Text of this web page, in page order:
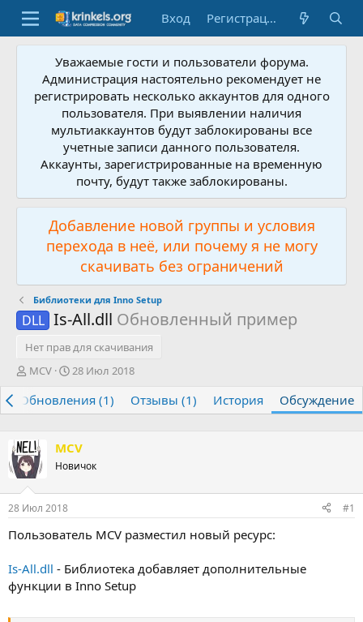
Вход Регистрация
Уважаемые гости и пользователи форума.
Администрация настоятельно рекомендует не
регистрировать несколько аккаунтов для одного
пользователя. При выявлении наличия
мультиаккаунтов будут заблокированы все
учетные записи данного пользователя.
Аккаунты, зарегистрированные на временную
почту, будут также заблокированы.
Добавление новой группы и условия
перехода в неё, или почему я не могу
скачивать без ограничений
Библиотеки для Inno Setup
DLL Is-All.dll Обновленный пример
Нет прав для скачивания
А
т
о
т
е
м
ы
MCV
Д
т
а
а
а
28 Июл 2018
Обновления (1) Отзывы (1) История Обсуждение
MCV
Новичок
28 Июл 2018 #1
Пользователь MCV разместил новый ресурс:
Is-All.dll - Библиотека добавляет дополнительные
функции в Inno Setup